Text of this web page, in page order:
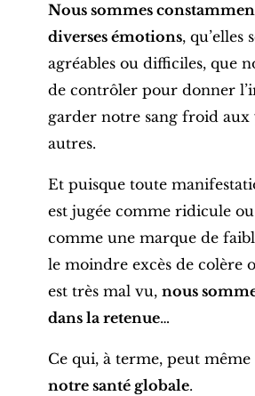
Nous sommes
diverses émotions, qu’elles
agréables ou difficiles, que
de contrôler pour donner
garder notre sang froid aux
autres.
Et puisque toute
est jugée comme ridicule
comme une marque de
le moindre excès de colère
est très mal vu, nous
dans la retenue…
Ce qui, à terme, peut même
notre santé globale.